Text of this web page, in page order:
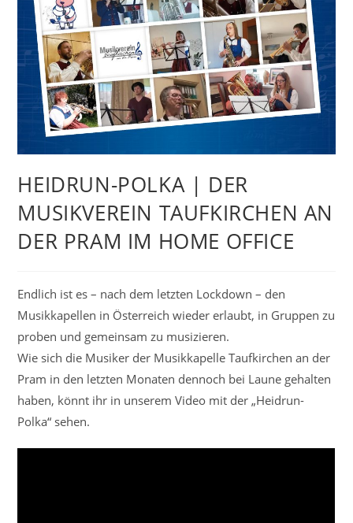
HEIDRUN-POLKA | DER
MUSIKVEREIN TAUFKIRCHEN AN
DER PRAM IM HOME OFFICE
Endlich ist es – nach dem letzten Lockdown – den
Musikkapellen in Österreich wieder erlaubt, in Gruppen zu
proben und gemeinsam zu musizieren.
Wie sich die Musiker der Musikkapelle Taufkirchen an der
Pram in den letzten Monaten dennoch bei Laune gehalten
haben, könnt ihr in unserem Video mit der „Heidrun-
Polka“ sehen.